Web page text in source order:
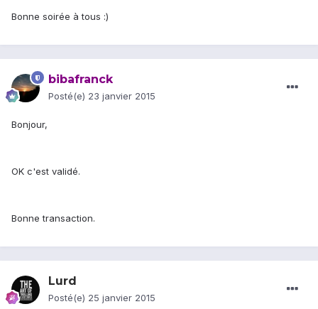
Bonne soirée à tous :)
bibafranck
Posté(e) 23 janvier 2015
Bonjour,
OK c'est validé.
Bonne transaction.
Lurd
Posté(e) 25 janvier 2015